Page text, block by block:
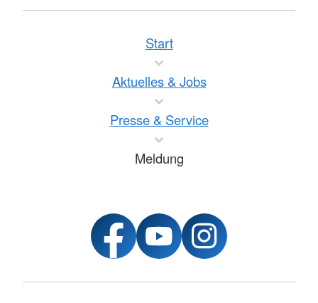
Start
Aktuelles & Jobs
Presse & Service
Meldung